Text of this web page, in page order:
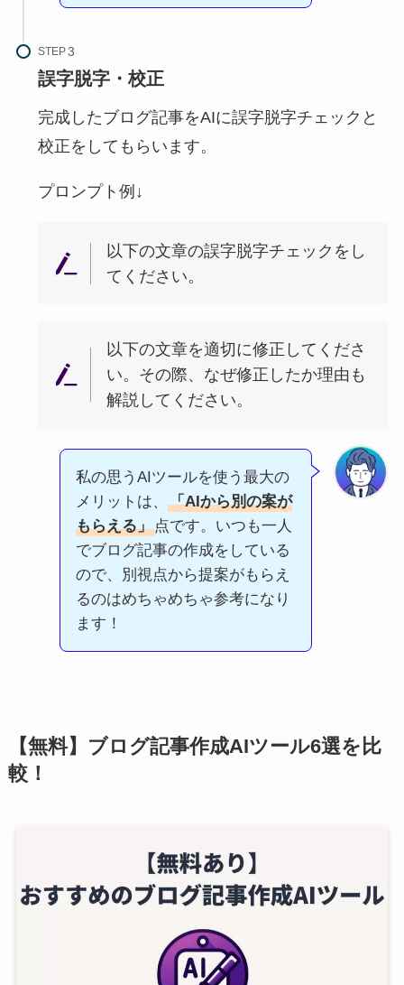
STEP
誤字脱字・校正
完成したブログ記事をAIに誤字脱字チェックと
校正をしてもらいます。
プロンプト例↓
以下の文章の誤字脱字チェックをし
てください。
以下の文章を適切に修正してくださ
い。その際、なぜ修正したか理由も
解説してください。
私の思うAIツールを使う最大の
メリットは、
「AIから別の案が
もらえる」点です。いつも一人
でブログ記事の作成をしている
ので、別視点から提案がもらえ
るのはめちゃめちゃ参考になり
ます！
【無料】ブログ記事作成AIツール6選を比
較！